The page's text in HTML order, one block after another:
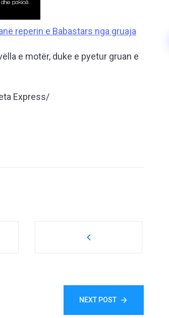
reperin e Babastars nga gruaja
e motër, duke e pyetur gruan e
Express/
NEXT POST